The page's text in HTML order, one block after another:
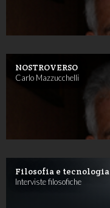
NOSTROVERSO
Carlo Mazzucchelli
Filosofia e tecnologia
Interviste filosofiche